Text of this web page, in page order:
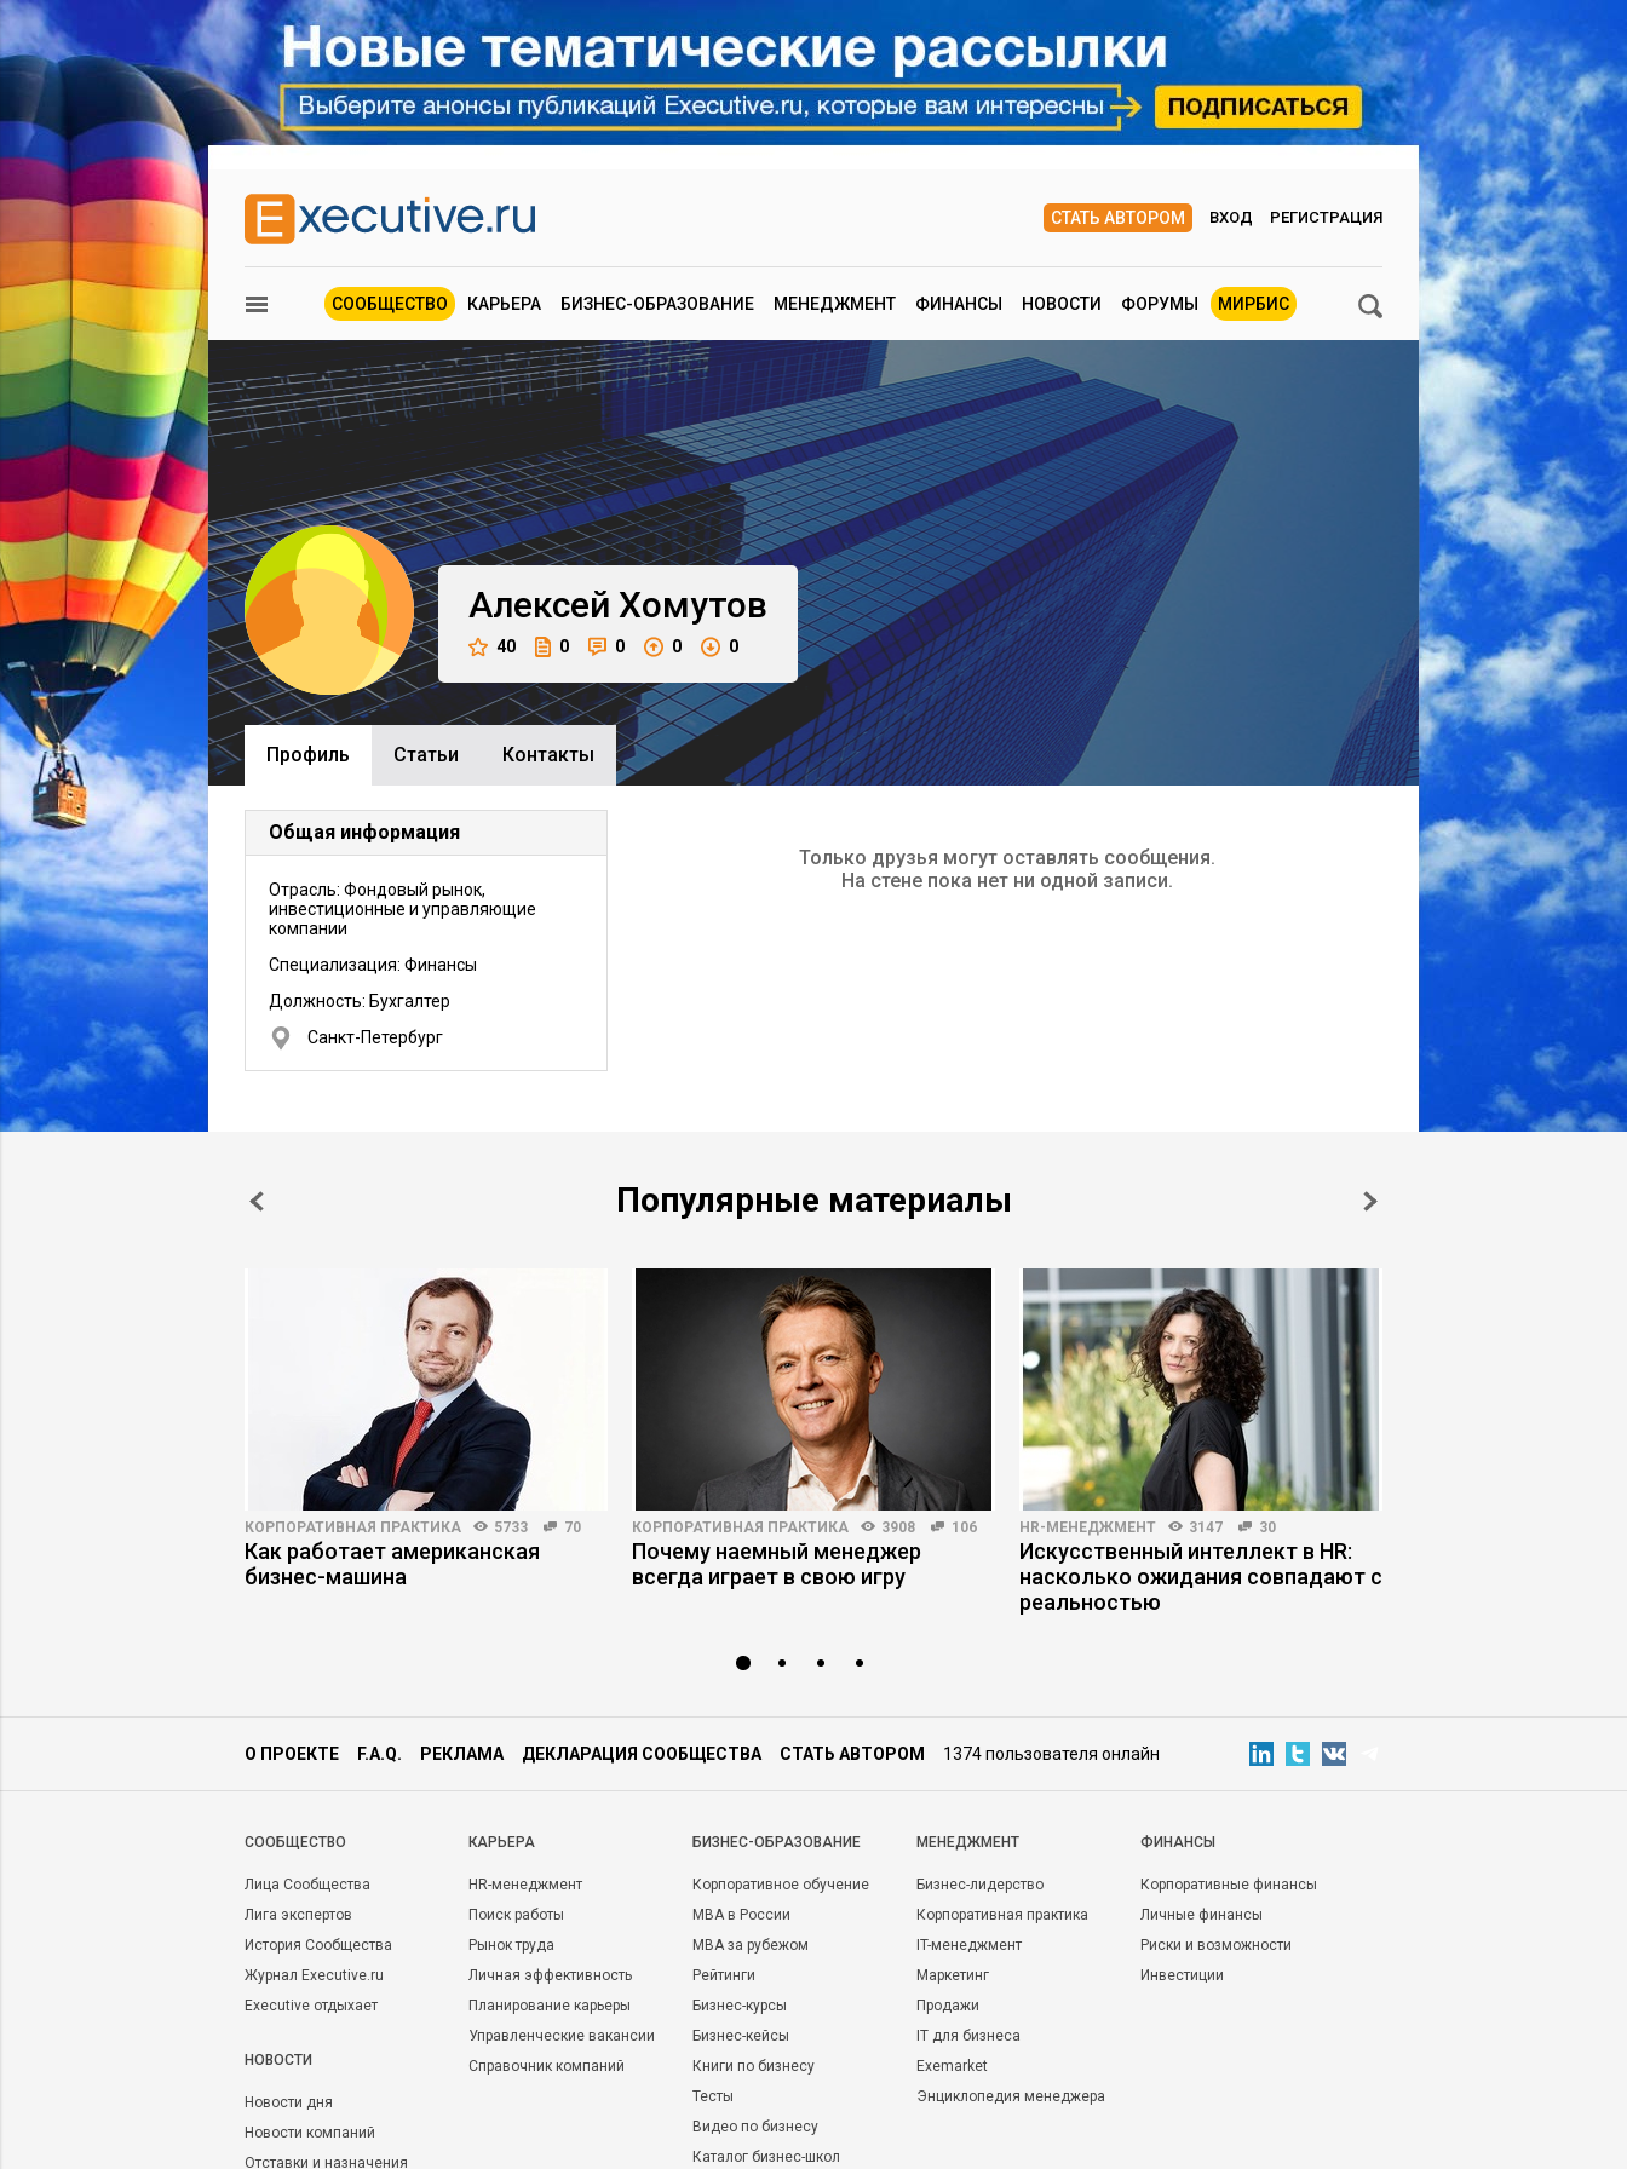
СТАТЬ АВТОРОМ ВХОД РЕГИСТРАЦИЯ
СООБЩЕСТВО КАРЬЕРА БИЗНЕС-ОБРАЗОВАНИЕ МЕНЕДЖМЕНТ ФИНАНСЫ НОВОСТИ ФОРУМЫ МИРБИС
Алексей Хомутов
40 0 0 0 0
Профиль Cтатьи Контакты
Общая информация
Отрасль: Фондовый рынок,
инвестиционные и управляющие
компании
Специализация: Финансы
Должность: Бухгалтер
Санкт-Петербург
Только друзья могут оставлять сообщения.
На стене пока нет ни одной записи.
Популярные материалы
КОРПОРАТИВНАЯ ПРАКТИКА 5733 70
Как работает американская
бизнес-машина
КОРПОРАТИВНАЯ ПРАКТИКА 3908 106
Почему наемный менеджер
всегда играет в свою игру
HR-МЕНЕДЖМЕНТ 3147 30
Искусственный интеллект в HR:
насколько ожидания совпадают с
реальностью
О ПРОЕКТЕ F.A.Q. РЕКЛАМА ДЕКЛАРАЦИЯ СООБЩЕСТВА СТАТЬ АВТОРОМ 1374 пользователя онлайн
CООБЩЕСТВО
Лица Сообщества
Лига экспертов
История Сообщества
Журнал Executive.ru
Executive отдыхает
НОВОСТИ
Новости дня
Новости компаний
Отставки и назначения
КАРЬЕРА
HR-менеджмент
Поиск работы
Рынок труда
Личная эффективность
Планирование карьеры
Управленческие вакансии
Справочник компаний
БИЗНЕС-ОБРАЗОВАНИЕ
Корпоративное обучение
MBA в России
MBA за рубежом
Рейтинги
Бизнес-курсы
Бизнес-кейсы
Книги по бизнесу
Тесты
Видео по бизнесу
Каталог бизнес-школ
МЕНЕДЖМЕНТ
Бизнес-лидерство
Корпоративная практика
IT-менеджмент
Маркетинг
Продажи
IT для бизнеса
Exemarket
Энциклопедия менеджера
ФИНАНСЫ
Корпоративные финансы
Личные финансы
Риски и возможности
Инвестиции